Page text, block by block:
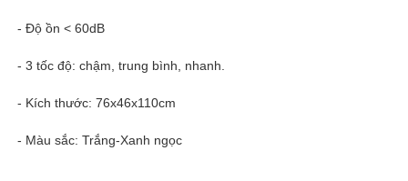
- Độ ồn < 60dB
- 3 tốc độ: chậm, trung bình, nhanh.
- Kích thước: 76x46x110cm
- Màu sắc: Trắng-Xanh ngọc